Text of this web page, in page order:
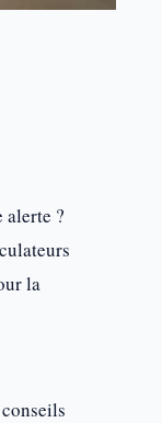
alerte ?
la